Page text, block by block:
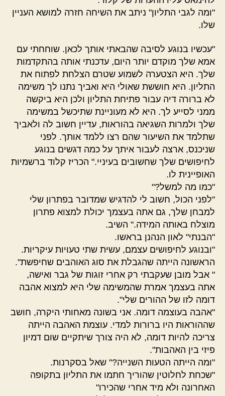
"ומה לגבי התליון" ניתב את השיחה חזרה למושא העניין
שלו.
"עכשיו בנוגע לסיבה שהבאתי אותך לכאן. שוחחתי עם
אמא שלך מוקדם יותר היום, עדכנתי אותה בהתקדמות
שלך. היא הצטערה לשמוע שטרם הצלחת לפתוח את
התליון. היא חוששת שאולי היא ואביך נתנו לך משימה
לא ברורה דיה עבור פתיחת התליון ולכן היא ביקשה
ממני לסייע לך. היא לא מעוניינת שתיכשל במשימה
שלך ולמרות השגיאה בהוראות, עדיין חשוב לה ולאביך
שתלמד את השיעור שהם רצו ללמד אותך. לפני
שניכנס, ארצה לעבור איתך על כמה דגשים בנוגע
לחיפושים שלך שחשובים בעיניי." הכריז קלוד ברשמיות
האופיינית לו.
"כמו מה למשל?"
"לפני הכול, חשוב לי להדגיש שמדובר בפתרון שלי
למבחן שלך, גם אתה בעצמך יכולת למצוא פתרון
מוצלח באותה המידה." השיב.
"הבנתי" לאון הנהנן בראשו.
"ובנוגע לחיפושים עצמם, עשית שתי טעויות עיקריות.
הראשונה הייתה שהגבלת את סוג האוהבים שחיפשת".
" אבל מובן שעקבתי רק אחרי זוגות של גבר ואישה,
אתה בעצמך אמרת שהמשימה שלי היא למצוא אהבה
דומה לזו של ההורים שלי".
"אהבה בעוצמה דומה. אני בשונה מאחותי היקרה, חושב
שההוראות היו ברורות למדי. עוצמת האהבה הייתה
צריכה להיות דומה, לא היה צורך שיתקיים שום דמיון
פיזי בין האהבות".
"ומה הייתה הטעות השנייה?" שאל בסקרנות.
"שכחת לחלוטין שהוריך חתמו את התליון בתקופה
האחרונה ולא מיד אחרי שהכירו"